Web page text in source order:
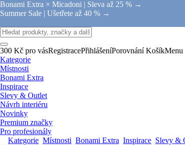
Bonami Extra × Micadoni | Sleva až 25 % →
Summer Sale | Ušetřete až 40 % →
300 Kč pro vásRegistracePřihlášeníPorovnání KošíkMenu
Kategorie
Místnosti
Bonami Extra
Inspirace
Slevy & Outlet
Návrh interiéru
Novinky
Premium značky
Pro profesionály
Kategorie Místnosti Bonami Extra Inspirace Slevy &